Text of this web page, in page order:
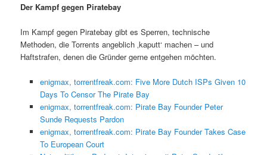
Der Kampf gegen Piratebay
Im Kampf gegen Piratebay gibt es Sperren, technische
Methoden, die Torrents angeblich ‚kaputt‘ machen – und
Haftstrafen, denen die Gründer gerne entgehen möchten.
enigmax, torrentfreak.com: Five More Dutch ISPs Given 10
Days To Censor The Pirate Bay
enigmax, torrentfreak.com: Pirate Bay Founder Peter
Sunde Requests Pardon
enigmax, torrentfreak.com: Pirate Bay Founder Takes Case
To European Court